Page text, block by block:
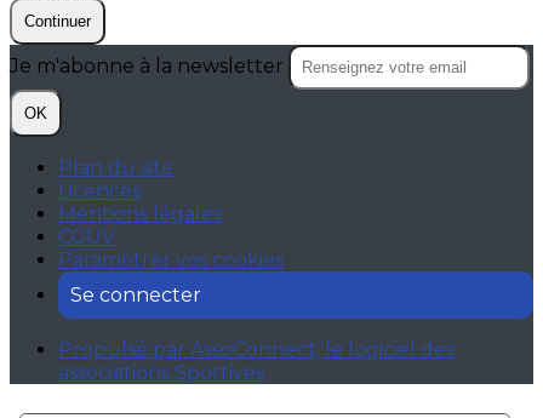
Continuer
Je m'abonne à la newsletter
OK
Plan du site
Licences
Mentions légales
CGUV
Paramétrer vos cookies
Se connecter
Propulsé par AssoConnect, le logiciel des
associations Sportives